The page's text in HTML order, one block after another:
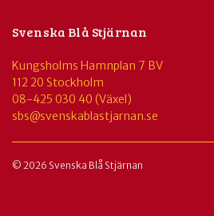
Svenska Blå Stjärnan
Kungsholms Hamnplan 7 BV
112 20 Stockholm
08-425 030 40 (Växel)
sbs@svenskablastjarnan.se
© 2026 Svenska Blå Stjärnan